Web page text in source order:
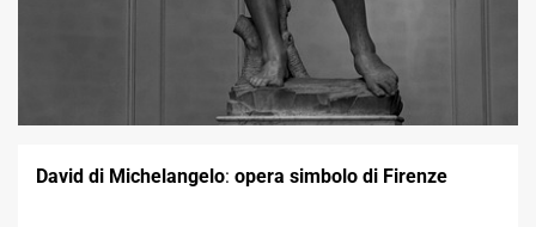
David di Michelangelo: opera simbolo di Firenze